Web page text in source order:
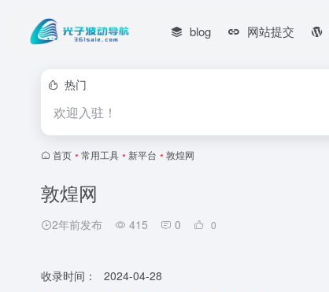
blog 网站提交
热门
欢迎入驻！
首页 • 常用工具 • 新平台 • 敦煌网
敦煌网
2年前发布 415 0 0
收录时间：
2024-04-28